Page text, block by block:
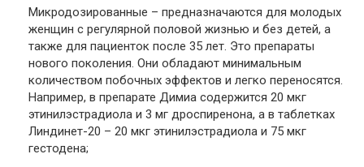
Микродозированные – предназначаются для молодых
женщин с регулярной половой жизнью и без детей, а
также для пациенток после 35 лет. Это препараты
нового поколения. Они обладают минимальным
количеством побочных эффектов и легко переносятся.
Например, в препарате Димиа содержится 20 мкг
этинилэстрадиола и 3 мг дроспиренона, а в таблетках
Линдинет-20 – 20 мкг этинилэстрадиола и 75 мкг
гестодена;